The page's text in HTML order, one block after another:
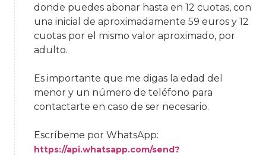
donde puedes abonar hasta en 12 cuotas, con
una inicial de aproximadamente 59 euros y 12
cuotas por el mismo valor aproximado, por
adulto.
Es importante que me digas la edad del
menor y un número de teléfono para
contactarte en caso de ser necesario.
Escríbeme por WhatsApp:
https://api.whatsapp.com/send?